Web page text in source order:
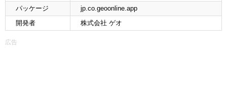
パッケージ
jp.co.geoonline.app
開発者
株式会社 ゲオ
広告